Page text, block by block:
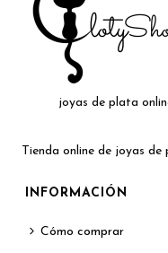
joyas de plata
Tienda online de joyas
INFORMACIÓN
Cómo comprar